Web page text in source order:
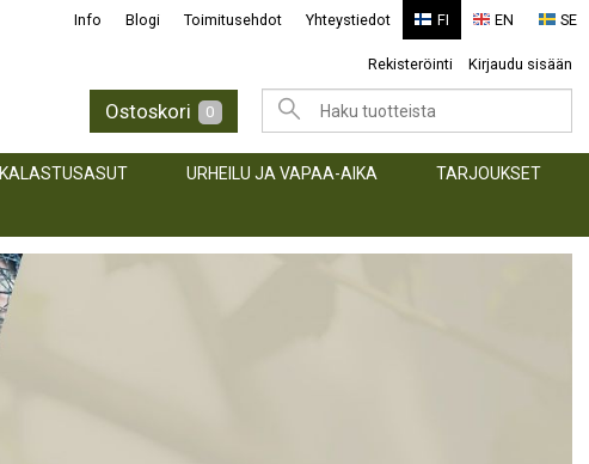
FI EN SE
Info Blogi Toimitusehdot Yhteystiedot
Rekisteröinti Kirjaudu sisään
Ostoskori 0
KALASTUSASUT URHEILU JA VAPAA-AIKA TARJOUKSET